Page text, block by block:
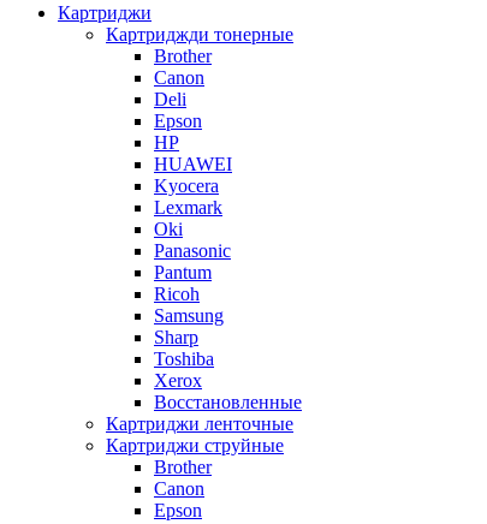
Картриджи
Картриджди тонерные
Brother
Canon
Deli
Epson
HP
HUAWEI
Kyocera
Lexmark
Oki
Panasonic
Pantum
Ricoh
Samsung
Sharp
Toshiba
Xerox
Восстановленные
Картриджи ленточные
Картриджи струйные
Brother
Canon
Epson